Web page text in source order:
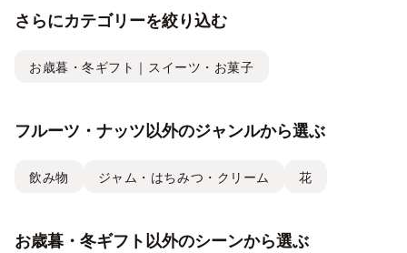
さらにカテゴリーを絞り込む
お歳暮・冬ギフト｜スイーツ・お菓子
フルーツ・ナッツ以外のジャンルから選ぶ
飲み物 ジャム・はちみつ・クリーム 花
お歳暮・冬ギフト以外のシーンから選ぶ